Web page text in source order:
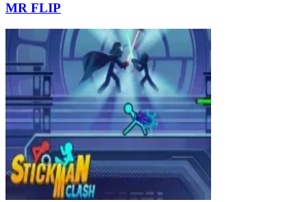
MR FLIP